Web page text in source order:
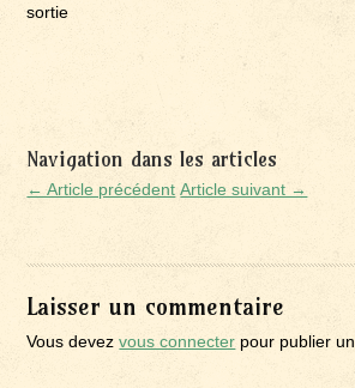
sortie
Navigation dans les articles
← Article précédent Article suivant →
Laisser un commentaire
Vous devezvous connecter pour publier